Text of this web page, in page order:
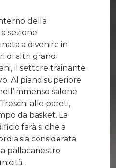
della
sezione
a divenire in
di altri grandi
il settore trainante
Al piano superiore
salone
alle pareti,
da basket. La
farà si che a
sia considerata
pallacanestro